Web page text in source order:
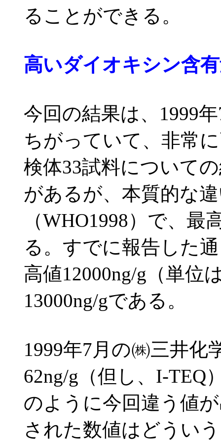
ることができる。
高いダイオキシン含
今回の結果は、1999
ちがっていて、非常
検体33試料について
があるが、本質的な
（WHO1998）で、最
る。すでに報告した
高値12000ng/g（単位
13000ng/gである。
1999年7月の㈱三井化
62ng/g（但し、I-TEQ
のように今回違う値
された数値はどうい